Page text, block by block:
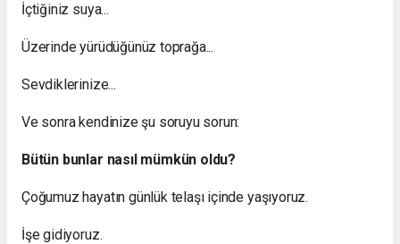
İçtiğiniz suya...
Üzerinde yürüdüğünüz toprağa...
Sevdiklerinize...
Ve sonra kendinize şu soruyu sorun:
Bütün bunlar nasıl mümkün oldu?
Çoğumuz hayatın günlük telaşı içinde yaşıyoruz.
İşe gidiyoruz.